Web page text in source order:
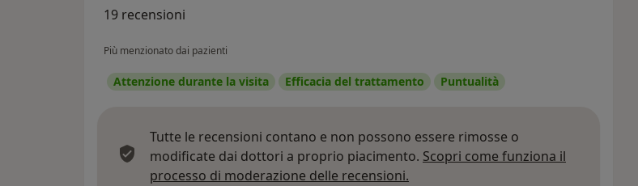
19 recensioni
Più menzionato dai pazienti
Attenzione durante la visita Efficacia del trattamento Puntualità
Tutte le recensioni contano e non possono essere rimosse o
modificate dai dottori a proprio piacimento. Scopri come funziona il
processo di moderazione delle recensioni.